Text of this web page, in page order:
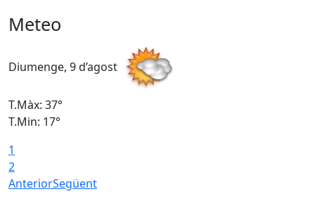
Meteo
Diumenge, 9 d’agost
T.Màx: 37°
T.Min: 17°
1
2
AnteriorSegüent